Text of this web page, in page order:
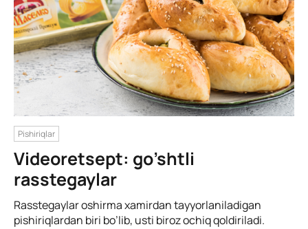
Pishiriqlar
Videoretsept: go’shtli
rasstegaylar
Rasstegaylar oshirma xamirdan tayyorlaniladigan
pishiriqlardan biri bo’lib, usti biroz ochiq qoldiriladi.